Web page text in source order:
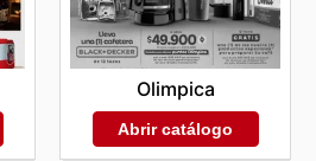
Olimpica
Abrir catálogo